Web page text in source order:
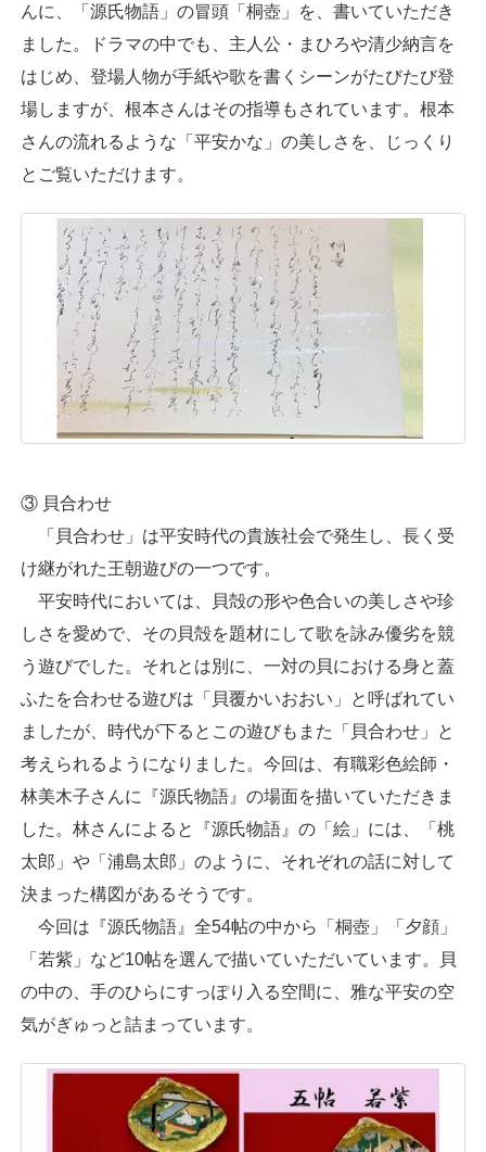
んに、「源氏物語」の冒頭「桐壺」を、書いていただき
ました。ドラマの中でも、主人公・まひろや清少納言を
はじめ、登場人物が手紙や歌を書くシーンがたびたび登
場しますが、根本さんはその指導もされています。根本
さんの流れるような「平安かな」の美しさを、じっくり
とご覧いただけます。
③ 貝合わせ
「貝合わせ」は平安時代の貴族社会で発生し、長く受
け継がれた王朝遊びの一つです。
平安時代においては、貝殻の形や色合いの美しさや珍
しさを愛めで、その貝殻を題材にして歌を詠み優劣を競
う遊びでした。それとは別に、一対の貝における身と蓋
ふたを合わせる遊びは「貝覆かいおおい」と呼ばれてい
ましたが、時代が下るとこの遊びもまた「貝合わせ」と
考えられるようになりました。今回は、有職彩色絵師・
林美木子さんに『源氏物語』の場面を描いていただきま
した。林さんによると『源氏物語』の「絵」には、「桃
太郎」や「浦島太郎」のように、それぞれの話に対して
決まった構図があるそうです。
今回は『源氏物語』全54帖の中から「桐壺」「夕顔」
「若紫」など10帖を選んで描いていただいています。貝
の中の、手のひらにすっぽり入る空間に、雅な平安の空
気がぎゅっと詰まっています。